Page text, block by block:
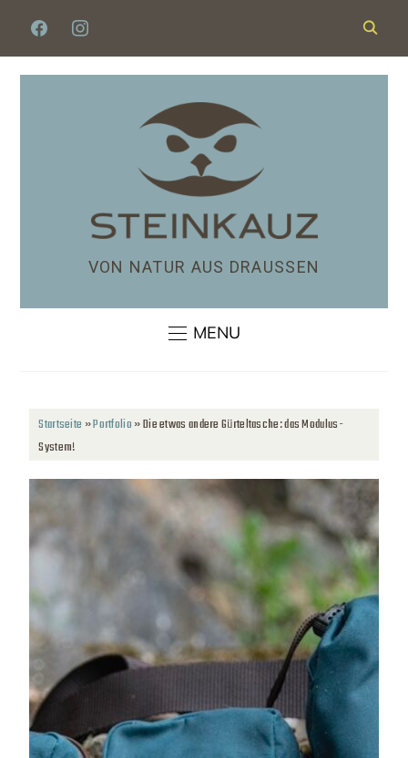
VON NATUR AUS DRAUSSEN
MENU
Startseite »Portfolio»Die etwas andere Gürteltasche: das Modulus-
System!